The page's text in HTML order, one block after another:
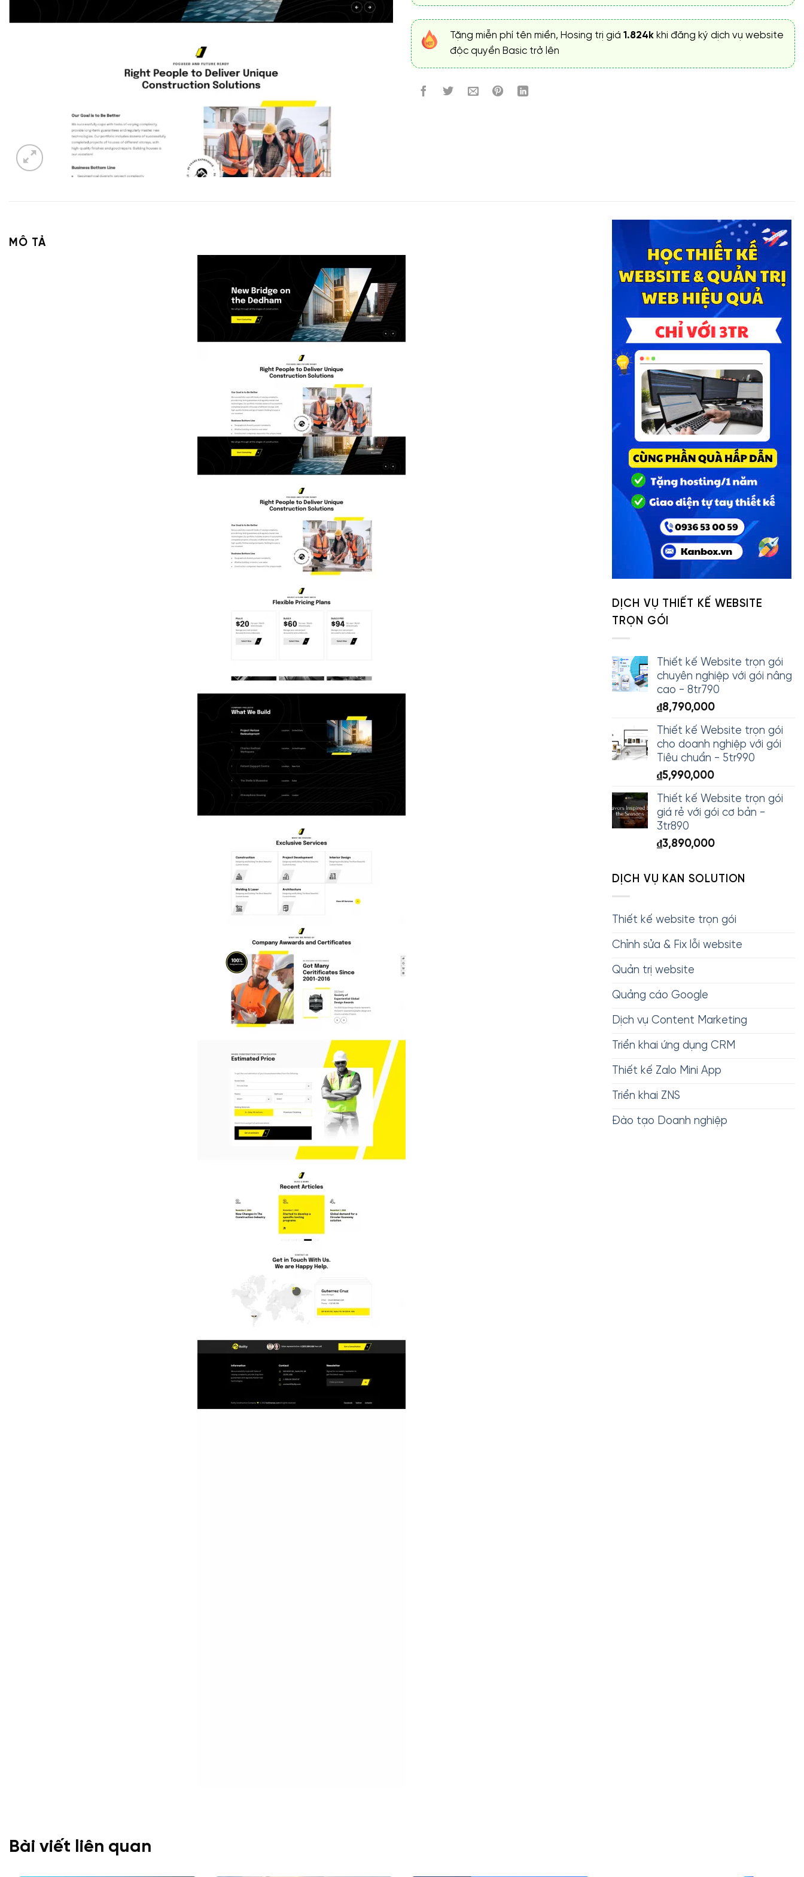
Tặng miễn phí tên miền, Hosing trị giá1.824k khi đăng ký dịch vụ website
độc quyền Basic trở lên
MÔ TẢ
DỊCH VỤ THIẾT KẾ WEBSITE
TRỌN GÓI
Thiết kế Website trọn gói
chuyên nghiệp với gói nâng
cao - 8tr790
₫8,790,000
Thiết kế Website trọn gói
cho doanh nghiệp với gói
Tiêu chuẩn - 5tr990
₫5,990,000
Thiết kế Website trọn gói
giá rẻ với gói cơ bản -
3tr890
₫3,890,000
DỊCH VỤ KAN SOLUTION
Thiết kế website trọn gói
Chỉnh sửa & Fix lỗi website
Quản trị website
Quảng cáo Google
Dịch vụ Content Marketing
Triển khai ứng dụng CRM
Thiết kế Zalo Mini App
Triển khai ZNS
Đào tạo Doanh nghiệp
Bài viết liên quan